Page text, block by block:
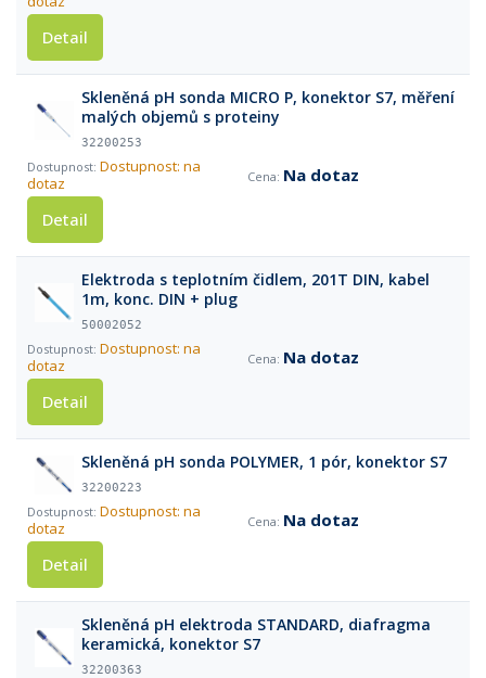
Detail
Skleněná pH sonda MICRO P, konektor S7, měření
malých objemů s proteiny
32200253
Dostupnost: na
dotaz
Na dotaz
Detail
Elektroda s teplotním čidlem, 201T DIN, kabel
1m, konc. DIN + plug
50002052
Dostupnost: na
dotaz
Na dotaz
Detail
Skleněná pH sonda POLYMER, 1 pór, konektor S7
32200223
Dostupnost: na
dotaz
Na dotaz
Detail
Skleněná pH elektroda STANDARD, diafragma
keramická, konektor S7
32200363